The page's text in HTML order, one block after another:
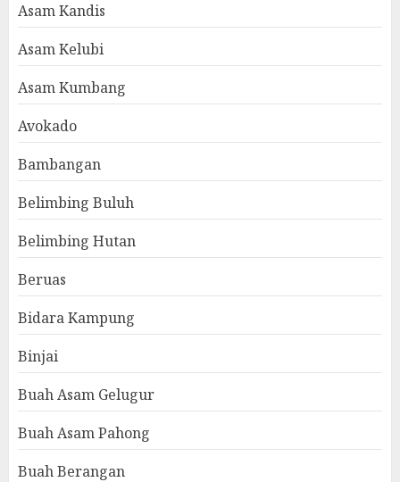
Asam Kandis
Asam Kelubi
Asam Kumbang
Avokado
Bambangan
Belimbing Buluh
Belimbing Hutan
Beruas
Bidara Kampung
Binjai
Buah Asam Gelugur
Buah Asam Pahong
Buah Berangan